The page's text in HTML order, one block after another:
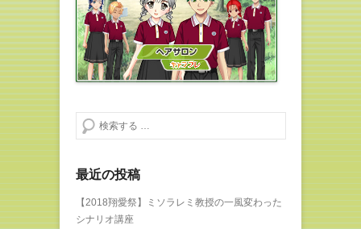
検索する
最近の投稿
【2018翔愛祭】ミソラレミ教授の一風変わった
シナリオ講座